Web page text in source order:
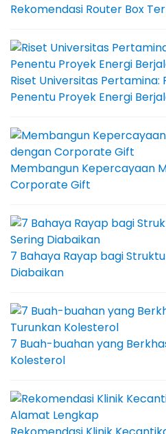
Rekomendasi Router Box
Riset Universitas
Penentu Proyek Energi
Membangun Kepercayaan
Corporate Gift
7 Bahaya Rayap bagi
Diabaikan
7 Buah-buahan yang
Kolesterol